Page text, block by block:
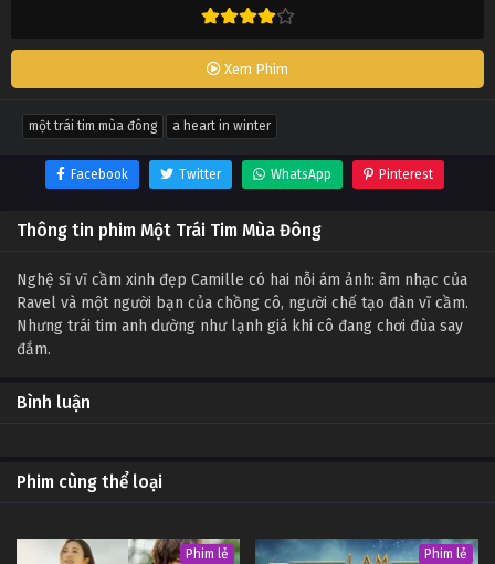
Xem Phim
một trái tim mùa đông a heart in winter
Facebook Twitter WhatsApp Pinterest
Thông tin phim Một Trái Tim Mùa Đông
Nghệ sĩ vĩ cầm xinh đẹp Camille có hai nỗi ám ảnh: âm nhạc của
Ravel và một người bạn của chồng cô, người chế tạo đàn vĩ cầm.
Nhưng trái tim anh dường như lạnh giá khi cô đang chơi đùa say
đắm.
Bình luận
Phim cùng thể loại
Phim lẻ Phim lẻ